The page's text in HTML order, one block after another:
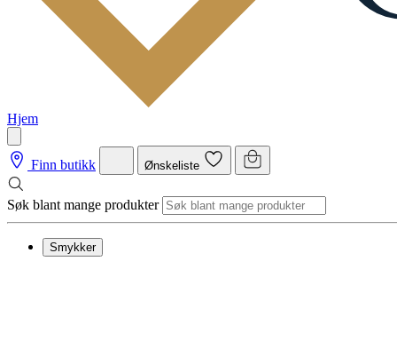
Hjem
Finn butikk Ønskeliste
Søk blant mange produkter
Smykker